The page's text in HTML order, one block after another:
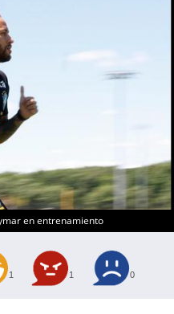
en entrenamiento
1 1 0